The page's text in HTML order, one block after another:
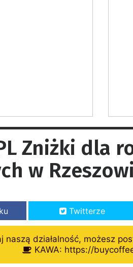
Zniżki dla
w
Twitterze
naszą działalność, możesz
KAWA: https://